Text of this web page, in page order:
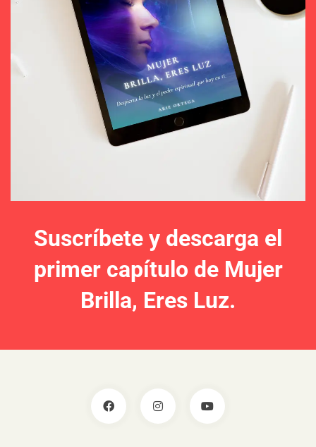
Suscríbete y descarga el
primer capítulo de Mujer
Brilla, Eres Luz.